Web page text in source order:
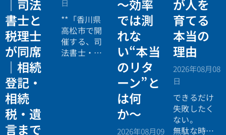
｜司法
書士と
税理士
が同席
｜相続
登記・
相続
税・遺
言まで
日
**「香川県
高松市で開
催する、司
法書士・税
〜効率
では測
れな
い“本当
のリタ
ーン”と
は何
か〜
2026年08月09
が人を
育てる
本当の
理由
2026年08月08
日
できるだけ
失敗したく
ない。
無駄な時間